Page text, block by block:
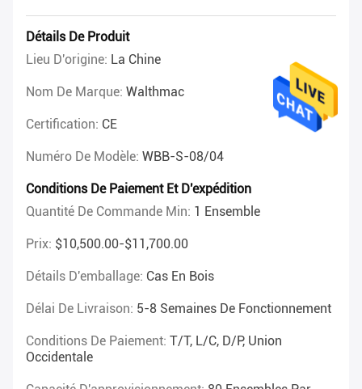
Détails De Produit
Lieu D'origine: La Chine
Nom De Marque: Walthmac
Certification: CE
Numéro De Modèle: WBB-S-08/04
Conditions De Paiement Et D'expédition
Quantité De Commande Min: 1 Ensemble
Prix: $10,500.00-$11,700.00
Détails D'emballage: Cas En Bois
Délai De Livraison: 5-8 Semaines De Fonctionnement
Conditions De Paiement: T/T, L/C, D/P, Union
Occidentale